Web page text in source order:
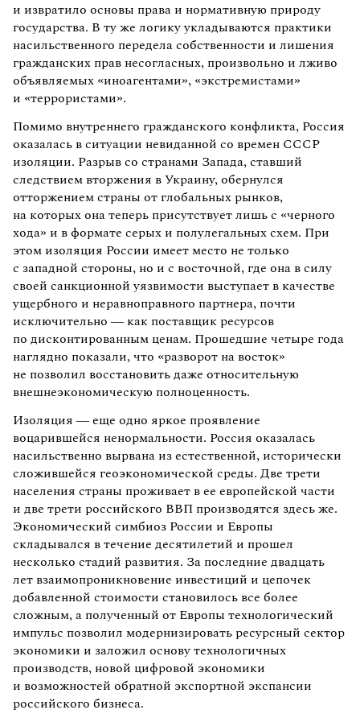
и извратило основы права и нормативную природу
государства. В ту же логику укладываются практики
насильственного передела собственности и лишения
гражданских прав несогласных, произвольно и лживо
объявляемых «иноагентами», «экстремистами»
и «террористами».
Помимо внутреннего гражданского конфликта, Россия
оказалась в ситуации невиданной со времен СССР
изоляции. Разрыв со странами Запада, ставший
следствием вторжения в Украину, обернулся
отторжением страны от глобальных рынков,
на которых она теперь присутствует лишь с «черного
хода» и в формате серых и полулегальных схем. При
этом изоляция России имеет место не только
с западной стороны, но и с восточной, где она в силу
своей санкционной уязвимости выступает в качестве
ущербного и неравноправного партнера, почти
исключительно — как поставщик ресурсов
по дисконтированным ценам. Прошедшие четыре года
наглядно показали, что «разворот на восток»
не позволил восстановить даже относительную
внешнеэкономическую полноценность.
Изоляция — еще одно яркое проявление
воцарившейся ненормальности. Россия оказалась
насильственно вырвана из естественной, исторически
сложившейся геоэкономической среды. Две трети
населения страны проживает в ее европейской части
и две трети российского ВВП производятся здесь же.
Экономический симбиоз России и Европы
складывался в течение десятилетий и прошел
несколько стадий развития. За последние двадцать
лет взаимопроникновение инвестиций и цепочек
добавленной стоимости становилось все более
сложным, а полученный от Европы технологический
импульс позволил модернизировать ресурсный сектор
экономики и заложил основу технологичных
производств, новой цифровой экономики
и возможностей обратной экспортной экспансии
российского бизнеса.